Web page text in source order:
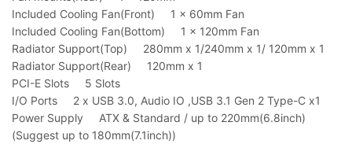
Included Cooling Fan(Front) 1 x 60mm Fan
Included Cooling Fan(Bottom) 1 x 120mm Fan
Radiator Support(Top) 280mm x 1/240mm x 1/ 120mm x 1
Radiator Support(Rear) 120mm x 1
PCI-E Slots 5 Slots
I/O Ports 2 x USB 3.0, Audio IO ,USB 3.1 Gen 2 Type-C x1
Power Supply ATX & Standard / up to 220mm(6.8inch)
(Suggest up to 180mm(7.1inch))